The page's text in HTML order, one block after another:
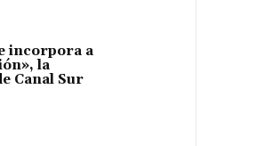
incorpora a
la
Canal Sur